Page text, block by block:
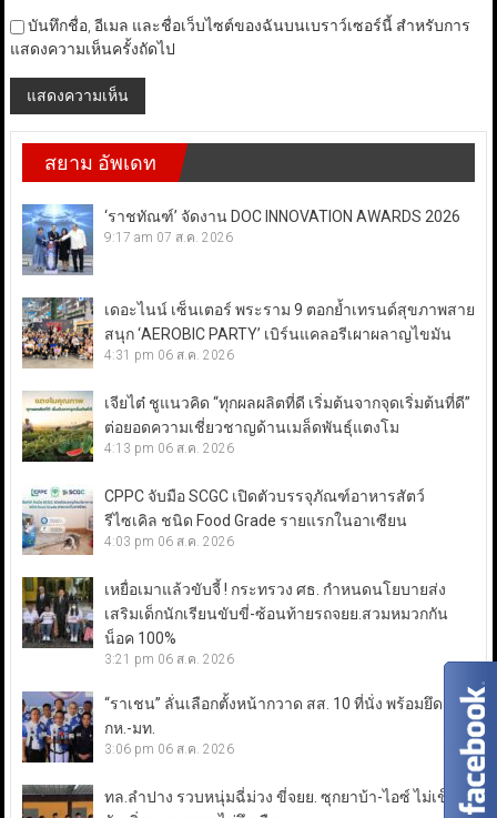
บันทึกชื่อ, อีเมล และชื่อเว็บไซต์ของฉันบนเบราว์เซอร์นี้ สำหรับการ
แสดงความเห็นครั้งถัดไป
สยาม อัพเดท
‘ราชทัณฑ์’ จัดงาน DOC INNOVATION AWARDS 2026
9:17 am 07 ส.ค. 2026
เดอะไนน์ เซ็นเตอร์ พระราม 9 ตอกย้ำเทรนด์สุขภาพสาย
สนุก ‘AEROBIC PARTY’ เบิร์นแคลอรีเผาผลาญไขมัน
4:31 pm 06 ส.ค. 2026
เจียไต๋ ชูแนวคิด “ทุกผลผลิตที่ดี เริ่มต้นจากจุดเริ่มต้นที่ดี”
ต่อยอดความเชี่ยวชาญด้านเมล็ดพันธุ์แตงโม
4:13 pm 06 ส.ค. 2026
CPPC จับมือ SCGC เปิดตัวบรรจุภัณฑ์อาหารสัตว์
รีไซเคิล ชนิด Food Grade รายแรกในอาเซียน
4:03 pm 06 ส.ค. 2026
เหยื่อเมาแล้วขับจี้ ! กระทรวง ศธ. กำหนดนโยบายส่ง
เสริมเด็กนักเรียนขับขี่-ซ้อนท้ายรถจยย.สวมหมวกกัน
น็อค 100%
3:21 pm 06 ส.ค. 2026
“ราเชน” ลั่นเลือกตั้งหน้ากวาด สส. 10 ที่นั่ง พร้อมยึดเก้าอี้
กห.-มท.
3:06 pm 06 ส.ค. 2026
ทล.ลำปาง รวบหนุ่มฉี่ม่วง ขี่จยย. ซุกยาบ้า-ไอซ์ ไม่เข็ด!